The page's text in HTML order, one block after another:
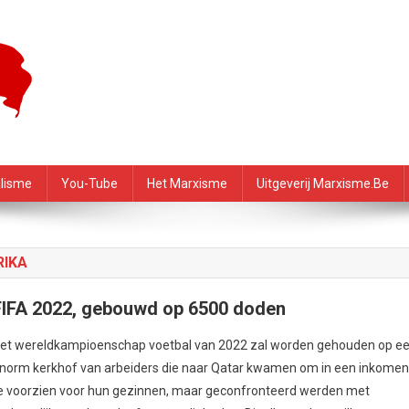
You-Tube Het Marxisme Uitgeverij Marxisme.be
2022, gebouwd op 6500 doden
wereldkampioenschap voetbal van 2022 zal worden gehouden op
kerkhof van arbeiders die naar Qatar kwamen om in een inkomen
voorzien voor hun gezinnen, maar geconfronteerd werden met